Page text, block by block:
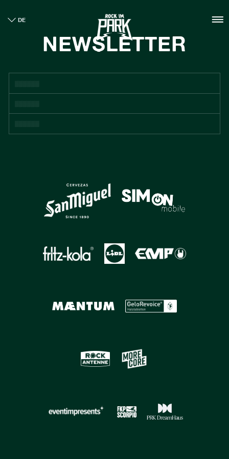
DE HOME
TICKETS
INFO
CASHLESS
NACHHALTIGKEIT
BOUTIQUE
NEWSLETTER
SPONSOREN